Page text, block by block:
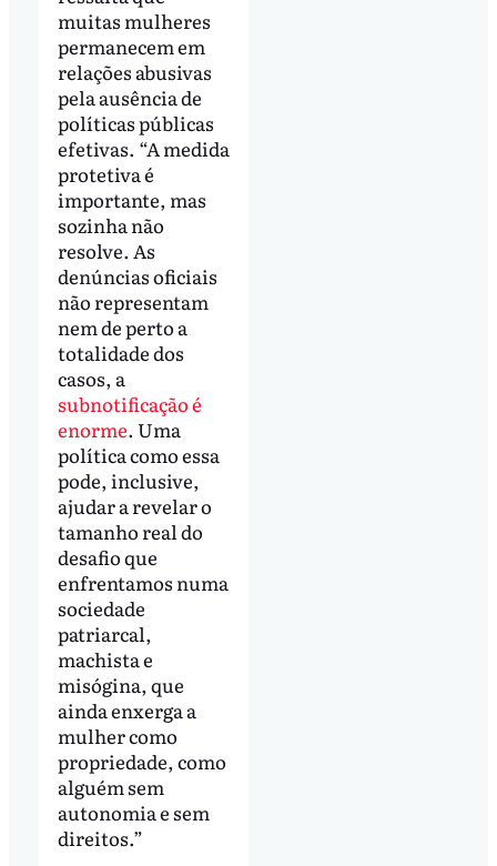
muitas mulheres
permanecem em
relações abusivas
pela ausência de
políticas públicas
efetivas. “A medida
protetiva é
importante, mas
sozinha não
resolve. As
denúncias oficiais
não representam
nem de perto a
totalidade dos
casos, a
subnotificação é
enorme. Uma
política como essa
pode, inclusive,
ajudar a revelar o
tamanho real do
desafio que
enfrentamos numa
sociedade
patriarcal,
machista e
misógina, que
ainda enxerga a
mulher como
propriedade, como
alguém sem
autonomia e sem
direitos.”